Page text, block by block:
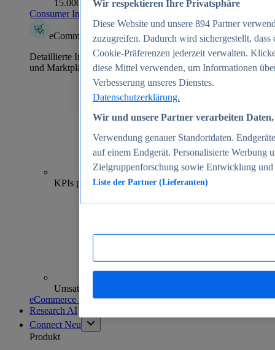
15.000+ Marken
Consumer Insights entdecken
eCommerce Insights
Detaillierte Informationen zu mehr als 39.000 Online-Shops
und Marktplätzen
70+
KPIs pro Shop
Umsatzanalysen und -prognosen
eCommerce Insights entdecken
Research AI
Connect Neu
Produkt
Wir respektieren Ihre Privatsphäre
Diese Website und unsere 894 Partner
zuzugreifen. Dadurch wird sichergestellt,
Cookie-Präferenzen jederzeit verwalten.
diese Mittel verwenden, um Informationen
Verbesserung unseres Dienstes.
Datenschutzerklärung.
Wir und unsere Partner verarbeiten
Verwendung genauer Standortdaten.
auf einem Endgerät. Personalisierte Werbung
Zielgruppenforschung sowie Entwicklung
Liste der Partner (Lieferanten)